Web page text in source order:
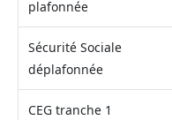
plafonnée
Sécurité Sociale
déplafonnée
CEG tranche 1